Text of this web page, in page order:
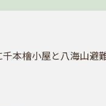
本檜小屋と八海山避